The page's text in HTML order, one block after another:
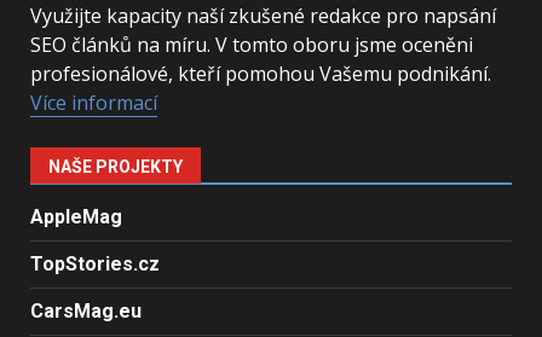
Využijte kapacity naší zkušené redakce pro napsání
SEO článků na míru. V tomto oboru jsme oceněni
profesionálové, kteří pomohou Vašemu podnikání.
Více informací
NAŠE PROJEKTY
AppleMag
TopStories.cz
CarsMag.eu